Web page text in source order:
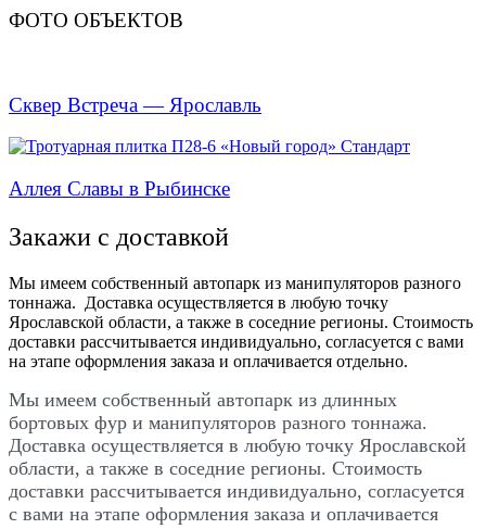
ФОТО ОБЪЕКТОВ
Сквер Встреча — Ярославль
Аллея Славы в Рыбинске
Закажи с доставкой
Мы имеем собственный автопарк из манипуляторов разного
тоннажа. Доставка осуществляется в любую точку
Ярославской области, а также в соседние регионы. Стоимость
доставки рассчитывается индивидуально, согласуется с вами
на этапе оформления заказа и оплачивается отдельно.
Мы имеем собственный автопарк из длинных
бортовых фур и манипуляторов разного тоннажа.
Доставка осуществляется в любую точку Ярославской
области, а также в соседние регионы. Стоимость
доставки рассчитывается индивидуально, согласуется
с вами на этапе оформления заказа и оплачивается